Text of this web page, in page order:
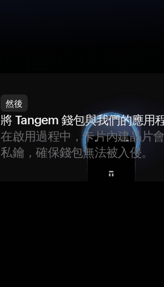
然後
將 Tangem 錢包與我們的應用
在啟用過程中，卡片內建晶片
私鑰，確保錢包無法被入侵。